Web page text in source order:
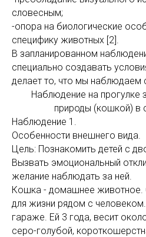
словесным;
-опора на биологические
специфику животных [2].
В запланированном
специально создавать
делает то, что мы наблюдаем
Наблюдение на
природы (кошкой) в
Наблюдение 1.
Особенности внешнего вида.
Цель: Познакомить детей с
Вызвать эмоциональный
желание наблюдать за ней.
Кошка - домашнее животное.
для жизни рядом с
гараже. Ей 3 года, весит
серо-голубой,